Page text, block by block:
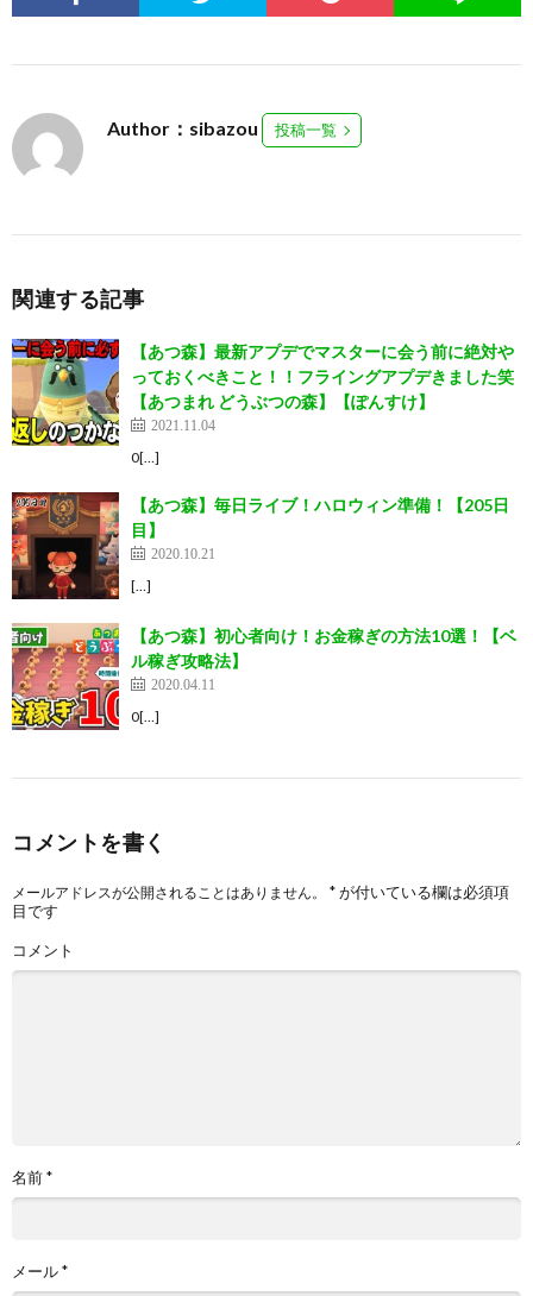
Author：sibazou 投稿一覧
関連する記事
【あつ森】最新アプデでマスターに会う前に絶対や
っておくべきこと！！フライングアプデきました笑
【あつまれ どうぶつの森】【ぽんすけ】
2021.11.04
0[…]
【あつ森】毎日ライブ！ハロウィン準備！【205日
目】
2020.10.21
[…]
【あつ森】初心者向け！お金稼ぎの方法10選！【ベ
ル稼ぎ攻略法】
2020.04.11
0[…]
コメントを書く
メールアドレスが公開されることはありません。 *が付いている欄は必須項
目です
コメント
名前*
メール*